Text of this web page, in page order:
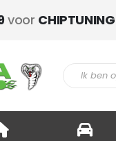
voor CHIPTUNING